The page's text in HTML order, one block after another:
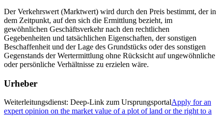
Der Verkehrswert (Marktwert) wird durch den Preis bestimmt, der in
dem Zeitpunkt, auf den sich die Ermittlung bezieht, im
gewöhnlichen Geschäftsverkehr nach den rechtlichen
Gegebenheiten und tatsächlichen Eigenschaften, der sonstigen
Beschaffenheit und der Lage des Grundstücks oder des sonstigen
Gegenstands der Wertermittlung ohne Rücksicht auf ungewöhnliche
oder persönliche Verhältnisse zu erzielen wäre.
Urheber
Weiterleitungsdienst: Deep-Link zum UrsprungsportalApply for an
expert opinion on the market value of a plot of land or the right to a